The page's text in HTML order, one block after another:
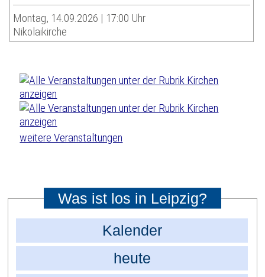
Montag, 14.09.2026 | 17:00 Uhr
Nikolaikirche
weitere Veranstaltungen
Was ist los in Leipzig?
Kalender
heute